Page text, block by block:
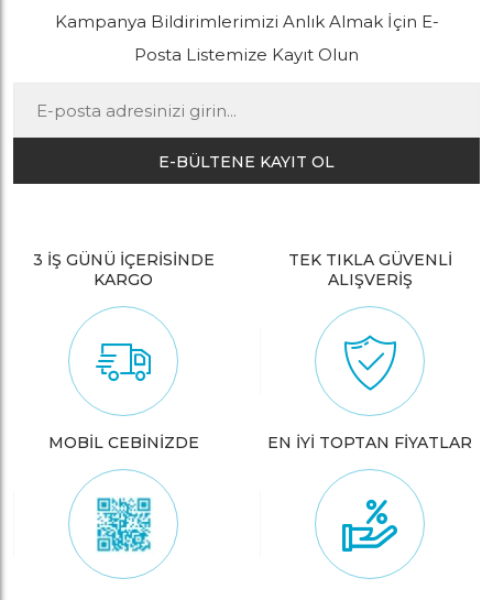
Kampanya Bildirimlerimizi Anlık Almak İçin E-
Posta Listemize Kayıt Olun
E-BÜLTENE KAYIT OL
3 İŞ GÜNÜ İÇERİSİNDE
KARGO
TEK TIKLA GÜVENLİ
ALIŞVERİŞ
MOBİL CEBİNİZDE EN İYİ TOPTAN FİYATLAR